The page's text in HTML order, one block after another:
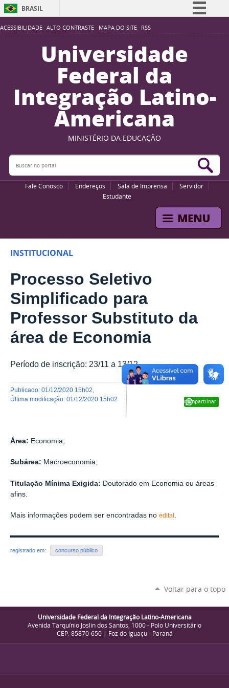
ACESSIBILIDADE ALTO CONTRASTE MAPA DO SITE RSS
BRASIL
Simplifique!
Participe
Acesso à informação
Legislação
Canais
Universidade
Federal da
Integração Latino-
Americana
MINISTÉRIO DA EDUCAÇÃO
Buscar no portal
Fale Conosco Endereços Sala de Imprensa
Servidor
Estudante
INSTITUCIONAL
Processo Seletivo
Simplificado para
Professor Substituto da
área de Economia
Período de inscrição: 23/11 a 13/12
Compartilhar
publicado: 01/12/2020 15h02
última modificação: 01/12/2020 15h02
Área: Economia;
Subárea: Macroeconomia;
Titulação Mínima Exigida: Doutorado em Economia ou áreas
afins.
Mais informações podem ser encontradas no edital .
registrado em: concurso público
Voltar para o topo
Universidade Federal da Integração Latino-Americana
Avenida Tarquínio Joslin dos Santos, 1000 - Polo Universitário
CEP: 85870-650 | Foz do Iguaçu - Paraná